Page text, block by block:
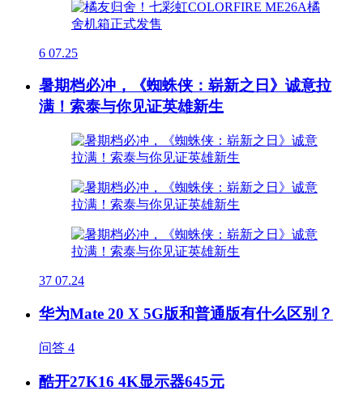
6 07.25
暑期档必冲，《蜘蛛侠：崭新之日》诚意拉
满！索泰与你见证英雄新生
37 07.24
华为Mate 20 X 5G版和普通版有什么区别？
问答 4
酷开27K16 4K显示器645元